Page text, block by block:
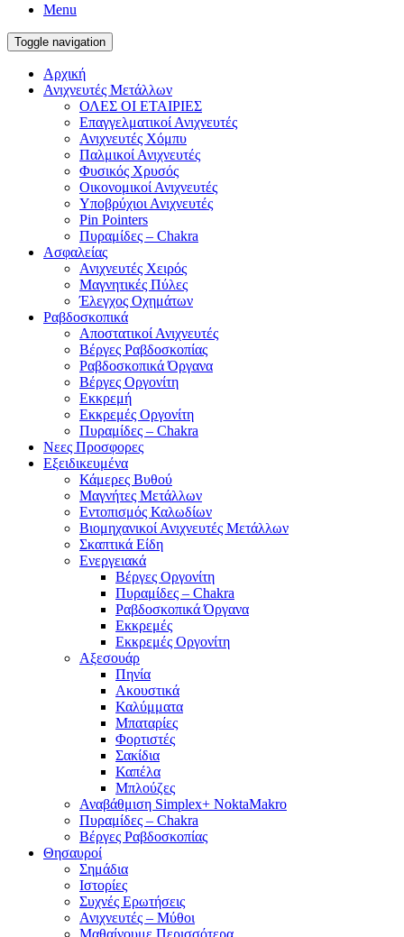
Menu
Toggle navigation
Αρχική
Ανιχνευτές Μετάλλων
ΟΛΕΣ ΟΙ ΕΤΑΙΡΙΕΣ
Επαγγελματικοί Ανιχνευτές
Ανιχνευτές Χόμπυ
Παλμικοί Ανιχνευτές
Φυσικός Χρυσός
Οικονομικοί Ανιχνευτές
Υποβρύχιοι Ανιχνευτές
Pin Pointers
Πυραμίδες – Chakra
Ασφαλείας
Ανιχνευτές Χειρός
Μαγνητικές Πύλες
Έλεγχος Οχημάτων
Ραβδοσκοπικά
Αποστατικοί Ανιχνευτές
Βέργες Ραβδοσκοπίας
Ραβδοσκοπικά Όργανα
Βέργες Οργονίτη
Εκκρεμή
Εκκρεμές Οργονίτη
Πυραμίδες – Chakra
Νεες Προσφορες
Εξειδικευμένα
Κάμερες Βυθού
Μαγνήτες Μετάλλων
Εντοπισμός Καλωδίων
Βιομηχανικοί Ανιχνευτές Μετάλλων
Σκαπτικά Είδη
Ενεργειακά
Βέργες Οργονίτη
Πυραμίδες – Chakra
Ραβδοσκοπικά Όργανα
Εκκρεμές
Εκκρεμές Οργονίτη
Αξεσουάρ
Πηνία
Ακουστικά
Καλύμματα
Μπαταρίες
Φορτιστές
Σακίδια
Καπέλα
Μπλούζες
Αναβάθμιση Simplex+ NoktaMakro
Πυραμίδες – Chakra
Βέργες Ραβδοσκοπίας
Θησαυροί
Σημάδια
Ιστορίες
Συχνές Ερωτήσεις
Ανιχνευτές – Μύθοι
Μαθαίνουμε Περισσότερα